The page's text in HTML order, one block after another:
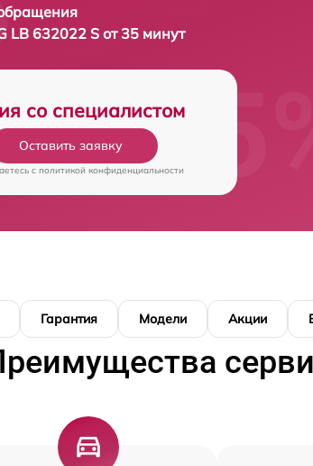
LB 632022 S от 35 минут
со специалистом
Оставить заявку
c политикой конфиденциальности
Гарантия Модели Акции